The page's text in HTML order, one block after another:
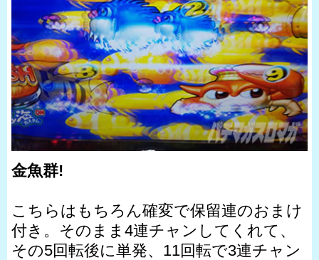
金魚群!
こちらはもちろん確変で保留連のおまけ
付き。そのまま4連チャンしてくれて、
その5回転後に単発、11回転で3連チャン